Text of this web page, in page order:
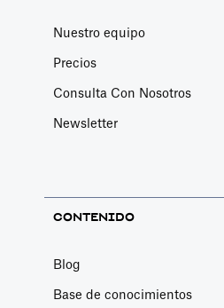
Nuestro equipo
Precios
Consulta Con Nosotros
Newsletter
CONTENIDO
Blog
Base de conocimientos